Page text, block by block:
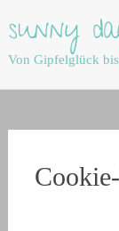
to
content
sunny
Von Gipfelglück